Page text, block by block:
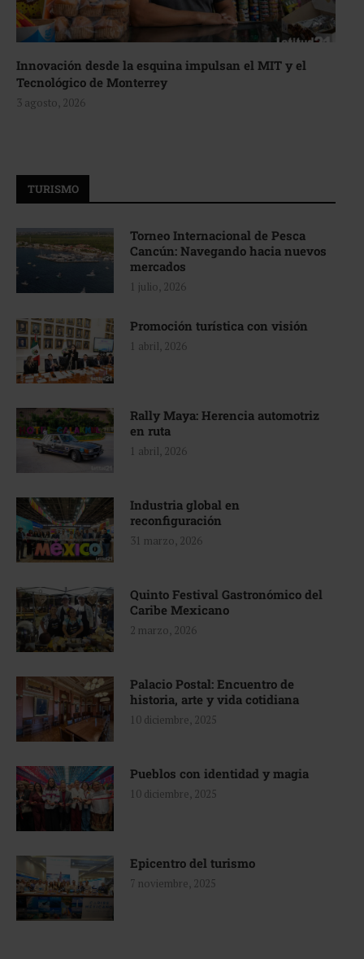
Innovación desde la esquina impulsan el MIT y el
Tecnológico de Monterrey
3 agosto, 2026
TURISMO
Torneo Internacional de Pesca
Cancún: Navegando hacia nuevos
mercados
1 julio, 2026
Promoción turística con visión
1 abril, 2026
Rally Maya: Herencia automotriz
en ruta
1 abril, 2026
Industria global en
reconfiguración
31 marzo, 2026
Quinto Festival Gastronómico del
Caribe Mexicano
2 marzo, 2026
Palacio Postal: Encuentro de
historia, arte y vida cotidiana
10 diciembre, 2025
Pueblos con identidad y magia
10 diciembre, 2025
Epicentro del turismo
7 noviembre, 2025